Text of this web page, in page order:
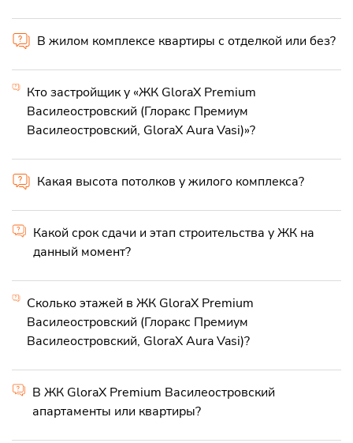
В жилом комплексе квартиры с отделкой или без?
Кто застройщик у «ЖК GloraX Premium
Василеостровский (Глоракс Премиум
Василеостровский, GloraX Aura Vasi)»?
Какая высота потолков у жилого комплекса?
Какой срок сдачи и этап строительства у ЖК на
данный момент?
Сколько этажей в ЖК GloraX Premium
Василеостровский (Глоракс Премиум
Василеостровский, GloraX Aura Vasi)?
В ЖК GloraX Premium Василеостровский
апартаменты или квартиры?